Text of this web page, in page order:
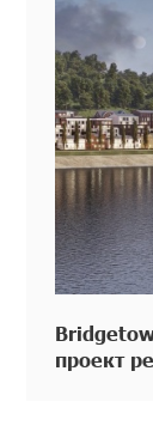
проект